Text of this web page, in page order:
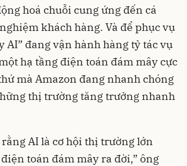
hoá chuỗi cung ứng đến cá
khách hàng. Và để phục vụ
AI” đang vận hành hàng tỷ tác vụ
hạ tầng điện toán đám mây cực
mà Amazon đang nhanh chóng
thị trường tăng trưởng nhanh
AI là cơ hội thị trường lớn
toán đám mây ra đời,” ông